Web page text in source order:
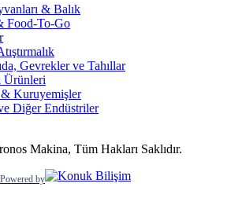
& Balık
Food-To-Go
Gevrekler ve Tahıllar
Ürünleri
Kuruyemişler
Diğer Endüstriler
Makina, Tüm Hakları Saklıdır.
Powered by